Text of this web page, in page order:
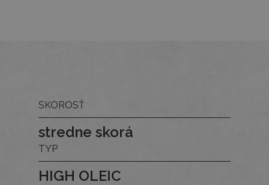
SKOROSŤ
stredne skorá
TYP
HIGH OLEIC